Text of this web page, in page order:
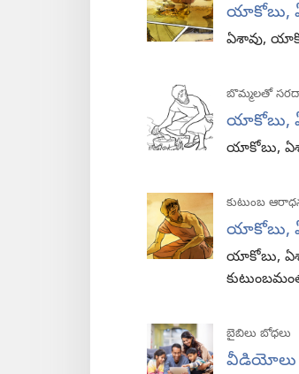
యాకోబు,
ఏశావు,
బొమ్మలతో
యాకోబు,
యాకోబు,
కుటుంబ
యాకోబు,
యాకోబు,
బైబిలు బోధలు
వీడియోలు